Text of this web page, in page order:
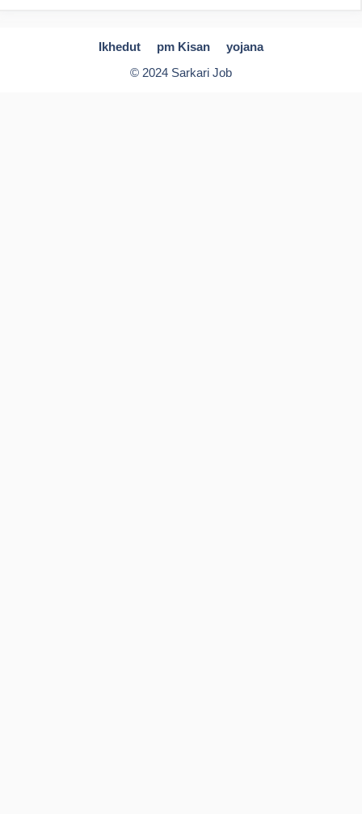
Ikhedut pm Kisan
yojana
© 2024 Sarkari Job